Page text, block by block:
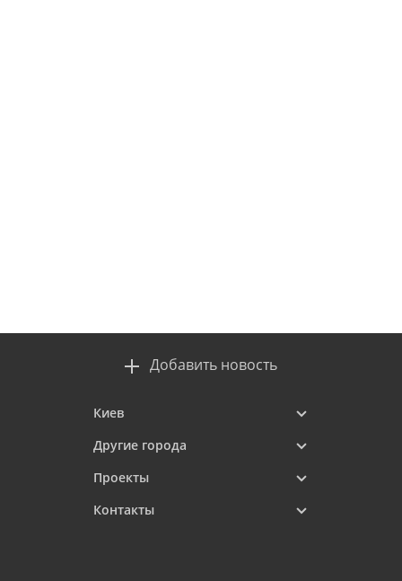
Добавить новость
Киев
Другие города
Проекты
Контакты